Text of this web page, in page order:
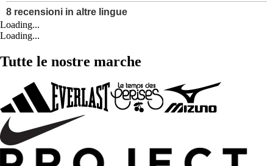
Loading...
Loading...
Tutte le nostre marche